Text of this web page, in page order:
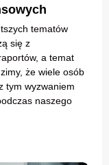
tematów
się z
a temat
że wiele osób
tym wyzwaniem
naszego